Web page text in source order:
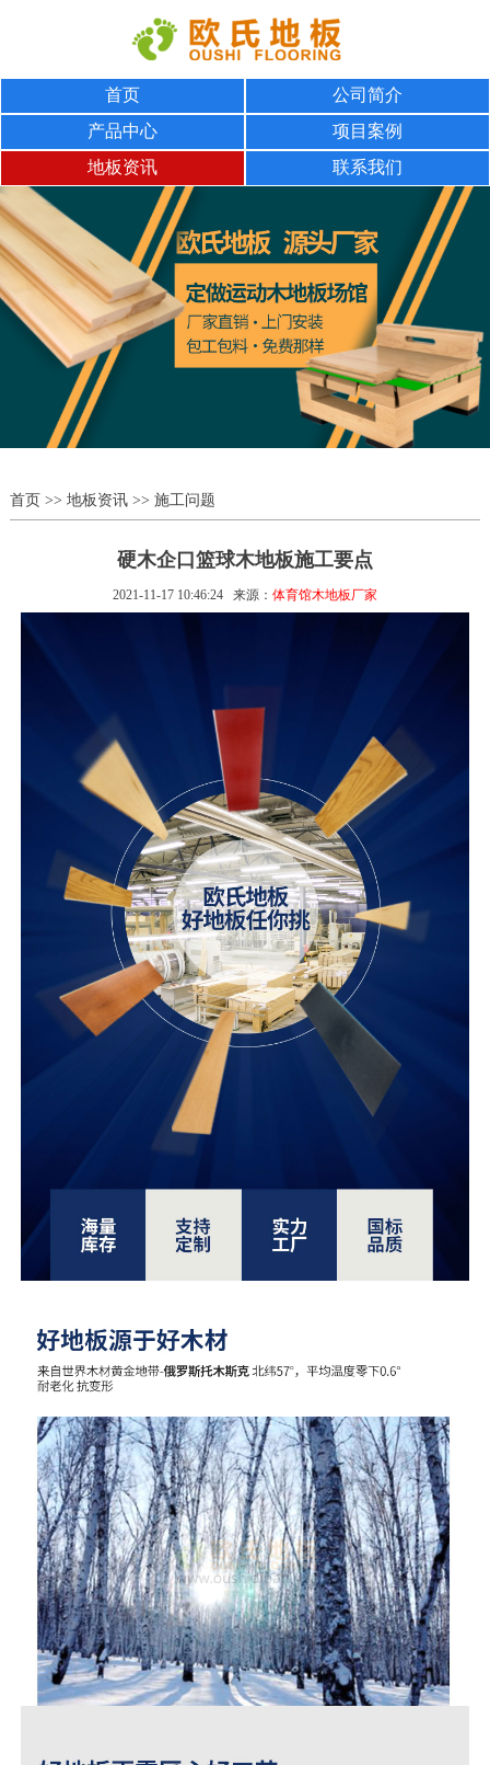
首页
公司简介
产品中心
项目案例
地板资讯
联系我们
首页>> 地板资讯>> 施工问题
硬木企口篮球木地板施工要点
2021-11-17 10:46:24 来源： 体育馆木地板厂家